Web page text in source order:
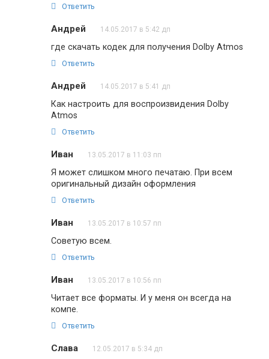
Ответить
Андрей 14.05.2017 в 5:42 дп
где скачать кодек для получения Dolby Atmos
Ответить
Андрей 14.05.2017 в 5:41 дп
Как настроить для воспроизвидения Dolby
Atmos
Ответить
Иван 13.05.2017 в 11:03 пп
Я может слишком много печатаю. При всем
оригинальный дизайн оформления
Ответить
Иван 13.05.2017 в 10:57 пп
Советую всем.
Ответить
Иван 13.05.2017 в 10:56 пп
Читает все форматы. И у меня он всегда на
компе.
Ответить
Слава 12.05.2017 в 5:34 дп